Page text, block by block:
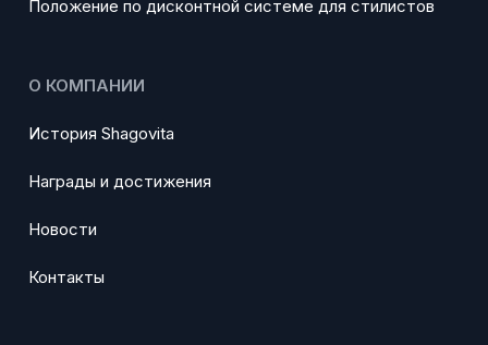
Положение по дисконтной системе для стилистов
О КОМПАНИИ
История Shagovita
Награды и достижения
Новости
Контакты